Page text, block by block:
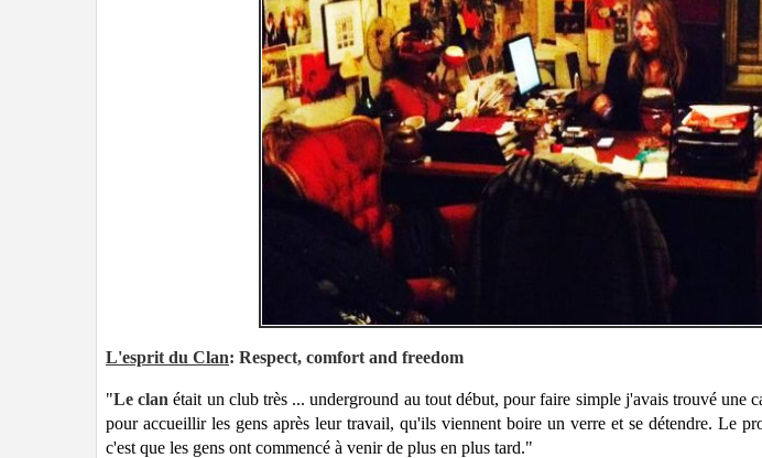
L'esprit du Clan: Respect, comfort and freedom
"Le clan était un club très ... underground au tout début, pour faire simple j'avais trouvé une
pour accueillir les gens après leur travail, qu'ils viennent boire un verre et se détendre. Le
c'est que les gens ont commencé à venir de plus en plus tard."